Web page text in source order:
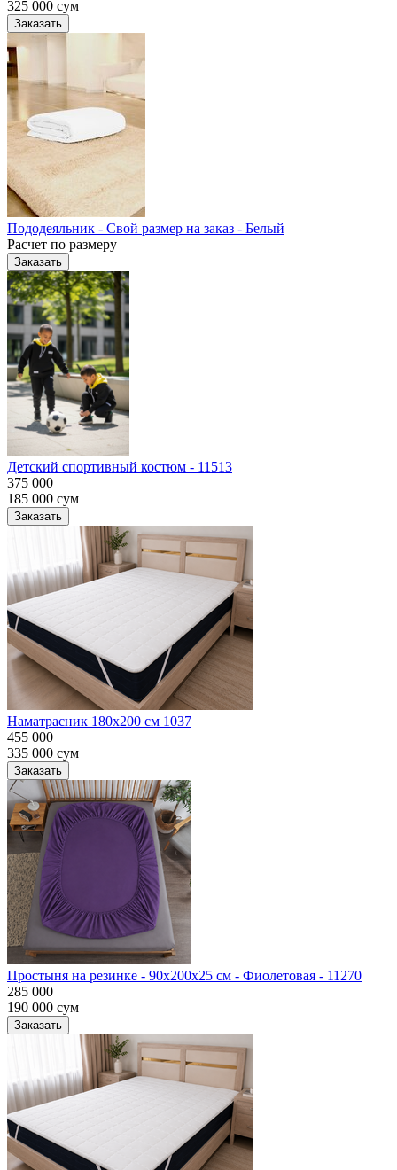
325 000 сум
Заказать
Пододеяльник - Свой размер на заказ - Белый
Расчет по размеру
Заказать
Детский спортивный костюм - 11513
375 000
185 000 сум
Заказать
Наматрасник 180х200 см 1037
455 000
335 000 сум
Заказать
Простыня на резинке - 90x200x25 cм - Фиолетовая - 11270
285 000
190 000 сум
Заказать